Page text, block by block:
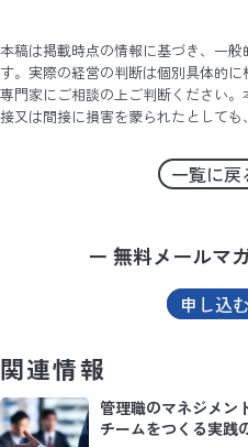
本稿は掲載時点の情報に基づき、一
す。実際の経営の判断は個別具体的に
専門家にご相談の上ご判断ください
接又は間接に損害を蒙られたとしても
一覧に戻
ー 無料メールマ
申し込む
関連情報
管理職のマネジメン
チームをつくる実践